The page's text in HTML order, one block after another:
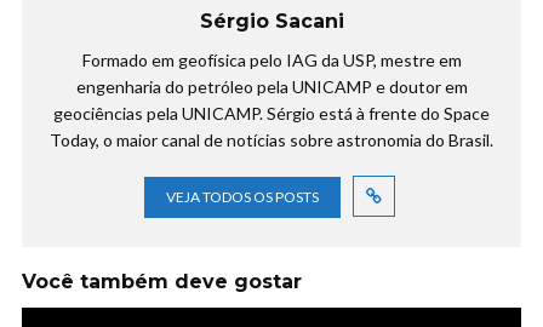
Sérgio Sacani
Formado em geofísica pelo IAG da USP, mestre em
engenharia do petróleo pela UNICAMP e doutor em
geociências pela UNICAMP. Sérgio está à frente do Space
Today, o maior canal de notícias sobre astronomia do Brasil.
VEJA TODOS OS POSTS
Você também deve gostar